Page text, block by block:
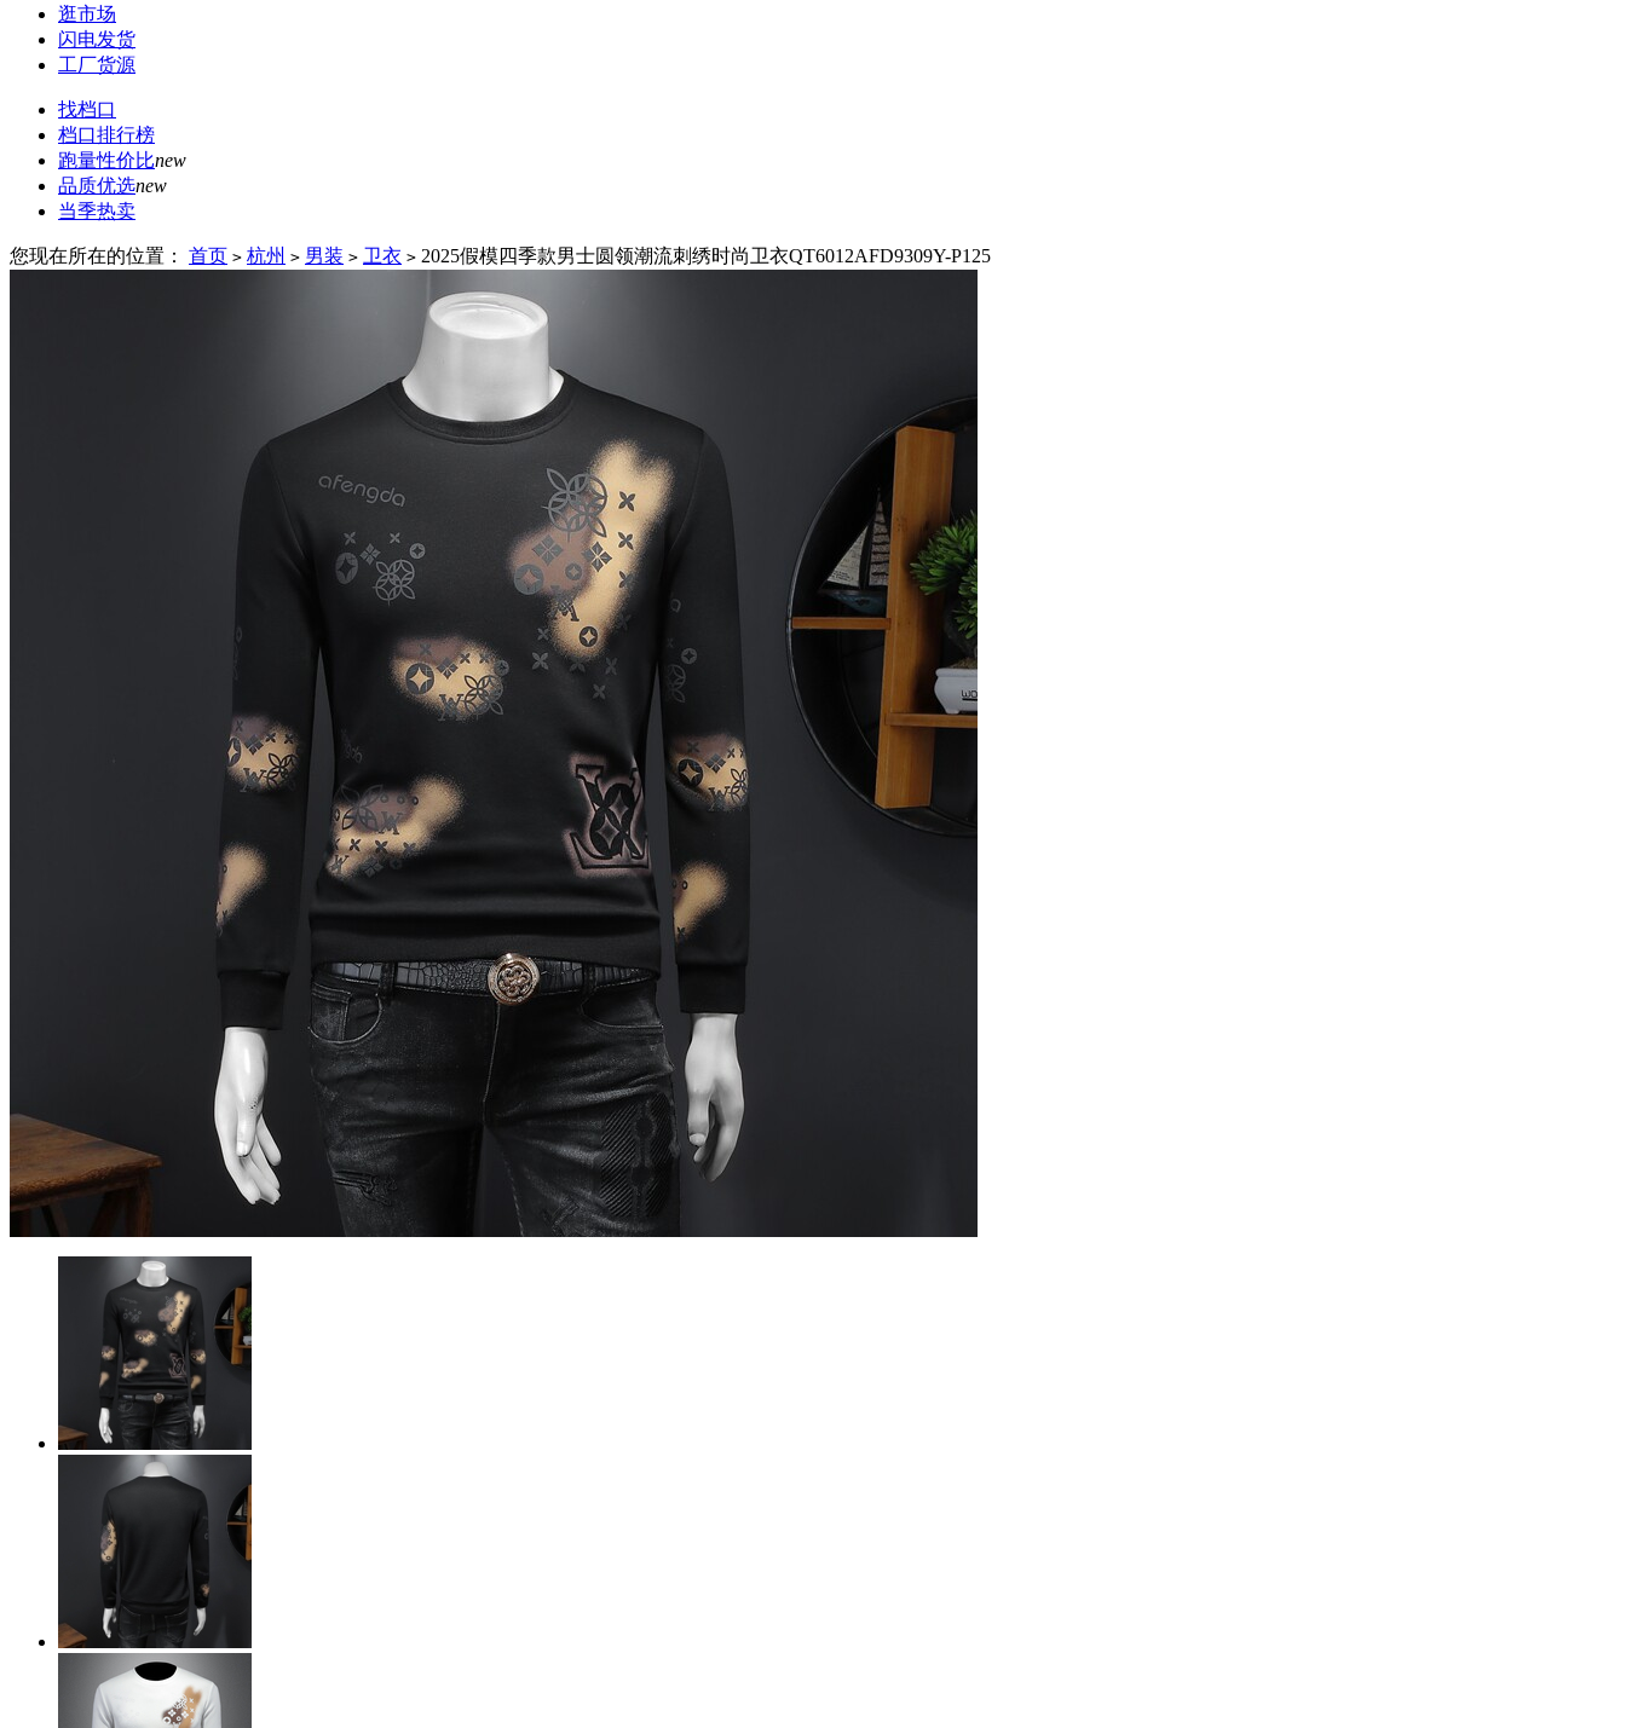
逛市场
闪电发货
工厂货源
找档口
档口排行榜
跑量性价比new
品质优选new
当季热卖
您现在所在的位置： 首页 > 杭州 > 男装 > 卫衣 > 2025假模四季款男士圆领潮流刺绣时尚卫衣QT6012AFD9309Y-P125